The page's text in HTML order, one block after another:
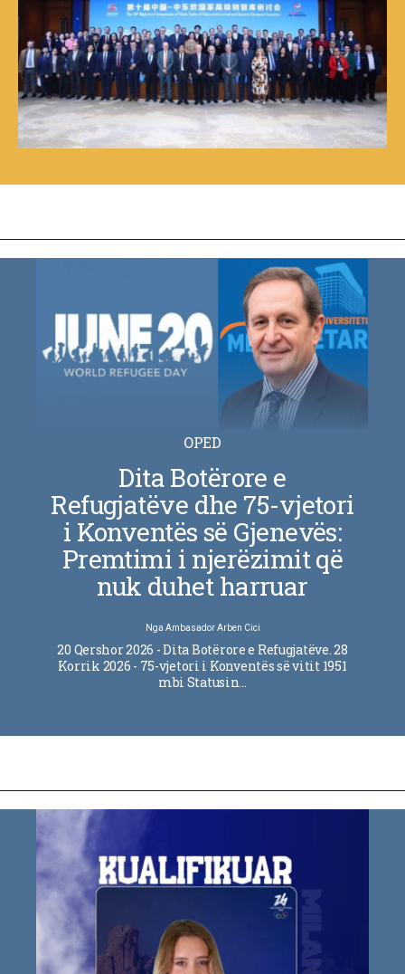
OPED
Dita Botërore e
Refugjatëve dhe 75-vjetori
i Konventës së Gjenevës:
Premtimi i njerëzimit që
nuk duhet harruar
Nga Ambasador Arben Cici
20 Qershor 2026 - Dita Botërore e Refugjatëve. 28
Korrik 2026 - 75-vjetori i Konventës së vitit 1951
mbi Statusin…